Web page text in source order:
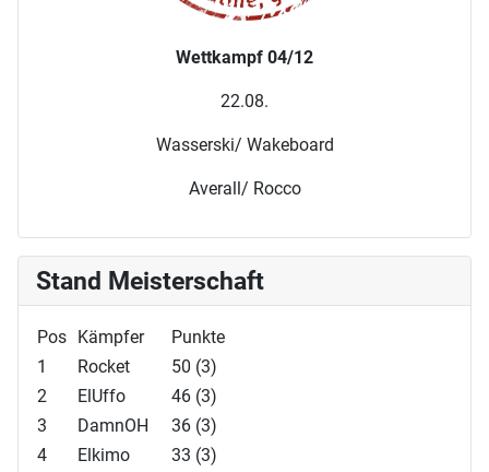
Wettkampf 04/12
22.08.
Wasserski/ Wakeboard
Averall/ Rocco
Stand Meisterschaft
Pos Kämpfer
Punkte
1
Rocket
50 (3)
2
ElUffo
46 (3)
3
DamnOH
36 (3)
4
Elkimo
33 (3)